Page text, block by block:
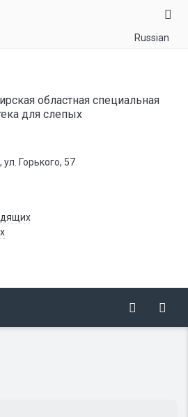
Russian
областная специальная
для слепых
Горького, 57